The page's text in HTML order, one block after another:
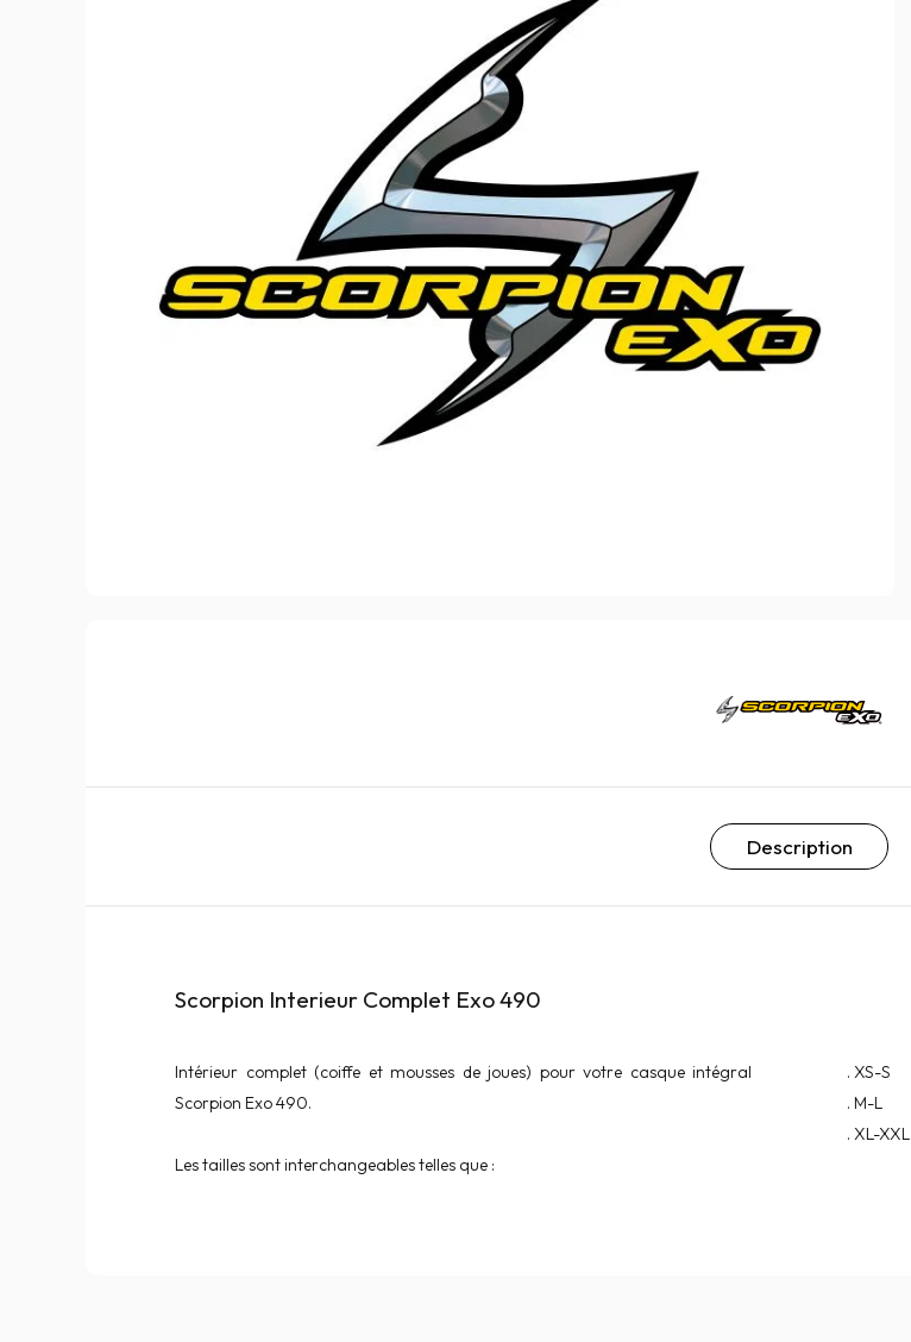
Description
Scorpion Interieur Complet Exo 490
Intérieur complet (coiffe et mousses de joues) pour votre casque intégral
Scorpion Exo 490.
Les tailles sont interchangeables telles que :
. XS-S
. M-L
. XL-XXL